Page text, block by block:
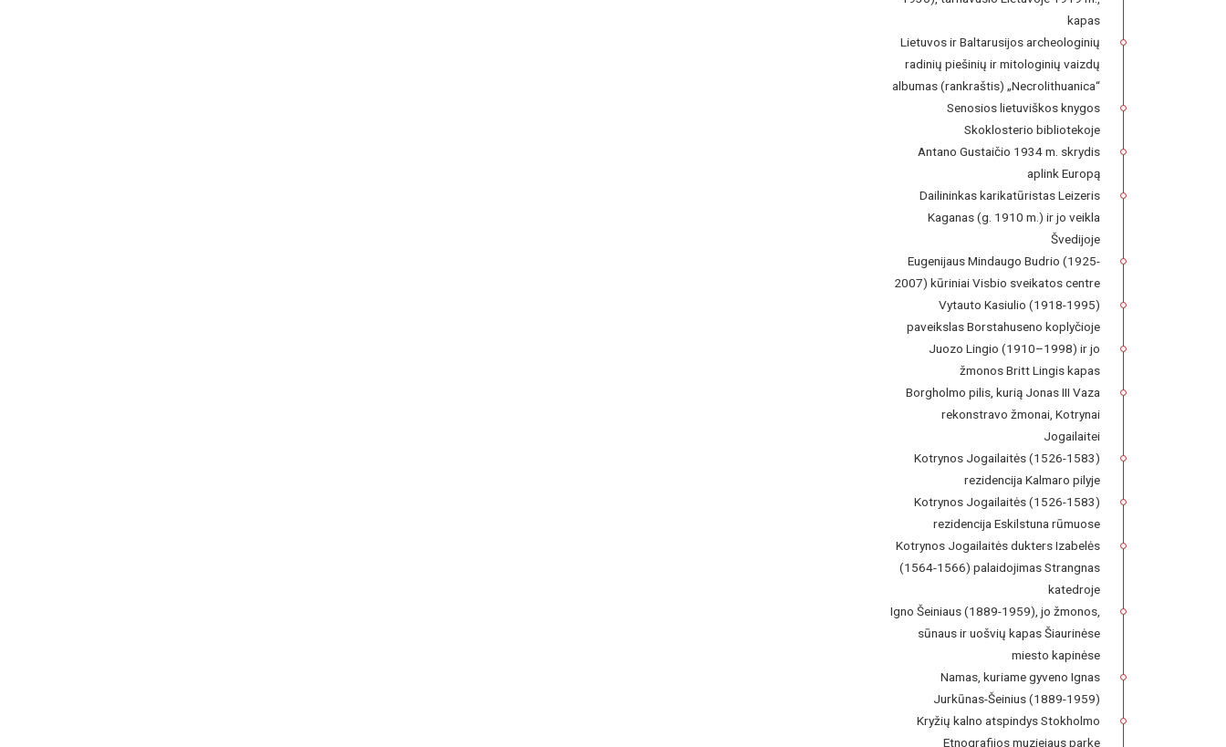
kapas
Lietuvos ir Baltarusijos archeologinių
radinių piešinių ir mitologinių vaizdų
albumas (rankraštis) „Necrolithuanica“
Senosios lietuviškos knygos
Skoklosterio bibliotekoje
Antano Gustaičio 1934 m. skrydis
aplink Europą
Dailininkas karikatūristas Leizeris
Kaganas (g. 1910 m.) ir jo veikla
Švedijoje
Eugenijaus Mindaugo Budrio (1925-
2007) kūriniai Visbio sveikatos centre
Vytauto Kasiulio (1918-1995)
paveikslas Borstahuseno koplyčioje
Juozo Lingio (1910–1998) ir jo
žmonos Britt Lingis kapas
Borgholmo pilis, kurią Jonas III Vaza
rekonstravo žmonai, Kotrynai
Jogailaitei
Kotrynos Jogailaitės (1526-1583)
rezidencija Kalmaro pilyje
Kotrynos Jogailaitės (1526-1583)
rezidencija Eskilstuna rūmuose
Kotrynos Jogailaitės dukters Izabelės
(1564-1566) palaidojimas Strangnas
katedroje
Igno Šeiniaus (1889-1959), jo žmonos,
sūnaus ir uošvių kapas Šiaurinėse
miesto kapinėse
Namas, kuriame gyveno Ignas
Jurkūnas-Šeinius (1889-1959)
Kryžių kalno atspindys Stokholmo
Etnografijos muziejaus parke